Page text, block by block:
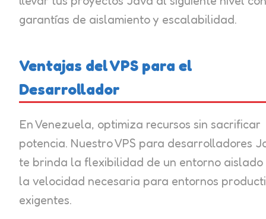
garantías de aislamiento y escalabilidad.
Ventajas del VPS para el
Desarrollador
En Venezuela, optimiza recursos sin sacrificar
potencia. Nuestro VPS para desarrolladores
te brinda la flexibilidad de un entorno aislado
la velocidad necesaria para entornos
exigentes.